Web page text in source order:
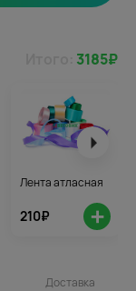
3185₽
Лента атласная
210₽ +
Доставка